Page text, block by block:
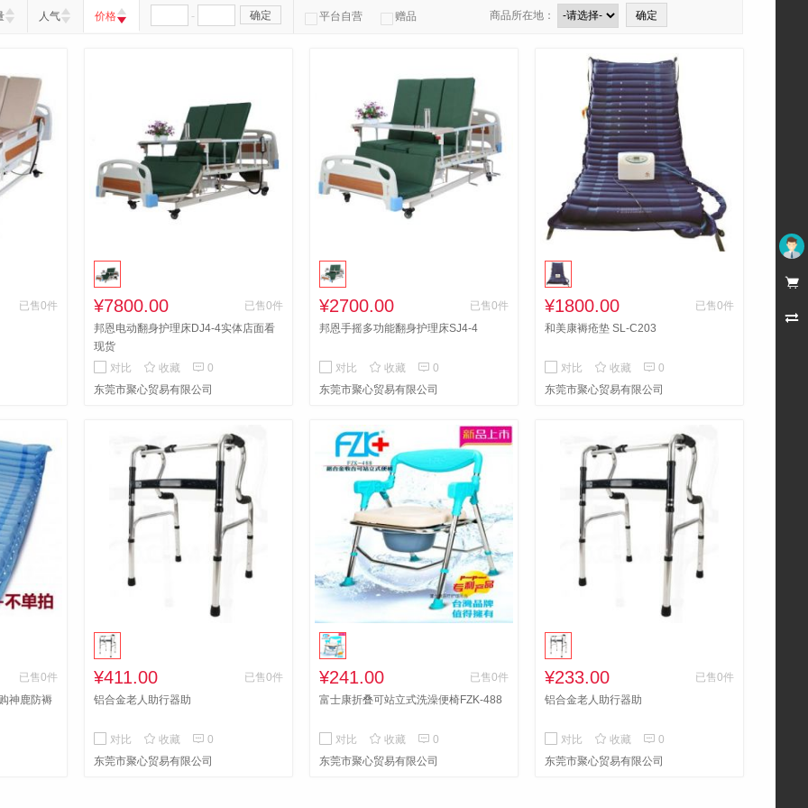
未登录


人气 价格 - 确定 平台自营 赠品 商品所在地：
已售0件 ¥7800.00
已售0件
邦恩电动翻身护理床DJ4-4实体店面看
现货
对比
 收藏  0
东莞市聚心贸易有限公司
¥2700.00
已售0件
邦恩手摇多功能翻身护理床SJ4-4
对比  收藏  0
东莞市聚心贸易有限公司
¥1800.00
已售0件
和美康褥疮垫 SL-C203
对比  收藏  0
东莞市聚心贸易有限公司
已售0件
神鹿防褥
¥411.00
已售0件
铝合金老人助行器助
对比  收藏  0
东莞市聚心贸易有限公司
¥241.00
已售0件
富士康折叠可站立式洗澡便椅FZK-488
对比  收藏  0
东莞市聚心贸易有限公司
¥233.00
已售0件
铝合金老人助行器助
对比  收藏  0
东莞市聚心贸易有限公司